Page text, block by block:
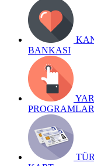
BANKASI
PROGRAMLAR